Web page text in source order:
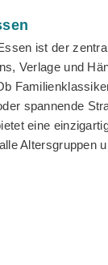
ist der
Verlage und
spannende
eine
Altersgruppen